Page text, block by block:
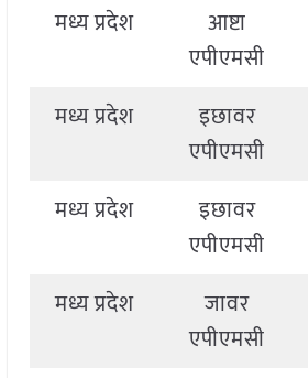
मध्य प्रदेश
आष्टा
एपीएमसी
मध्य प्रदेश
इछावर
एपीएमसी
मध्य प्रदेश
इछावर
एपीएमसी
मध्य प्रदेश
जावर
एपीएमसी